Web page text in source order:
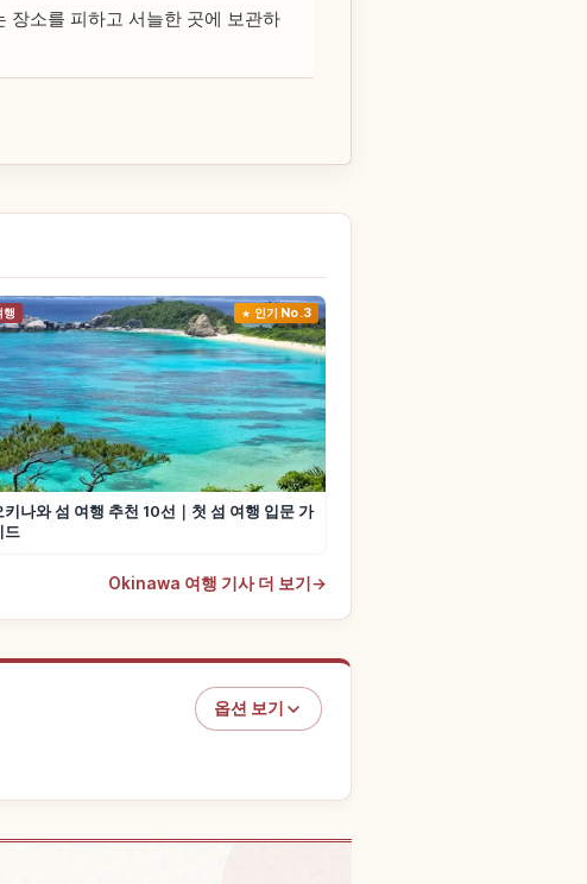
장소를 피하고 서늘한 곳에 보관하
행 인기 No.3
키나와 섬 여행 추천 10선｜첫 섬 여행 입문 가
드
Okinawa 여행 기사 더 보기 →
옵션 보기